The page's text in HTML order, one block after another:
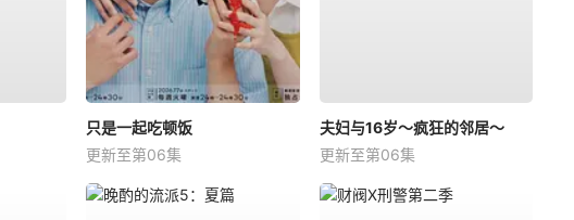
只是一起吃顿饭
更新至第06集
夫妇与16岁～疯狂的邻居～
更新至第06集